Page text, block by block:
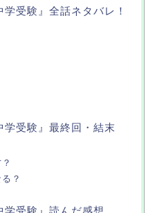
学受験』全話ネタバレ！
学受験』最終回・結末
？